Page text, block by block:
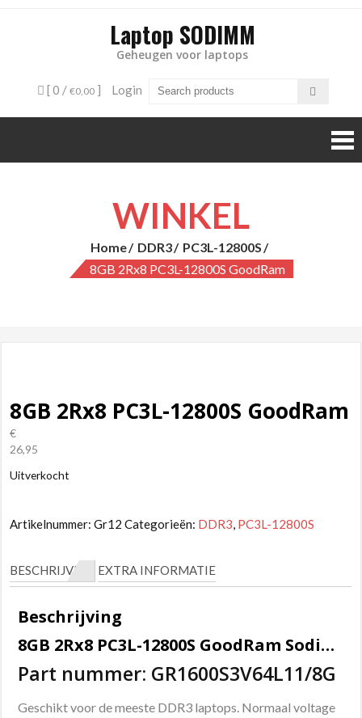
Laptop SODIMM
Geheugen voor laptops
[ 0 / €0,00 ] Login
WINKEL
Home DDR3
PC3L-12800S
8GB 2Rx8 PC3L-12800S GoodRam
8GB 2Rx8 PC3L-12800S GoodRam
€
26,95
Uitverkocht
Artikelnummer:Gr12 Categorieën: DDR3, PC3L-12800S
BESCHRIJVING EXTRA INFORMATIE
Beschrijving
8GB 2Rx8 PC3L-12800S GoodRam Sodimm geheugen.
Part nummer: GR1600S3V64L11/8G
Geschikt voor de meeste DDR3 laptops. Normaal voltage